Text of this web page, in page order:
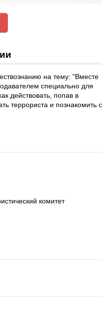
на тему: "Вместе
специально для
действовать, попав в
террориста и познакомить с
комитет